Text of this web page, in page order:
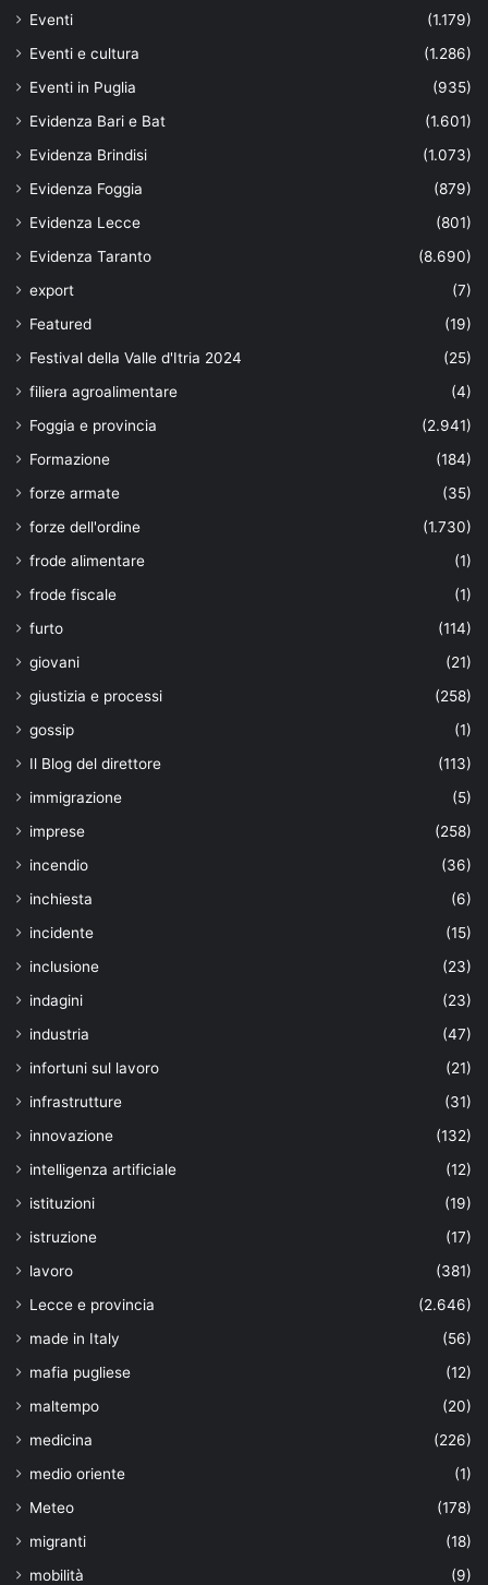
Eventi
(1.179)
Eventi e cultura
(1.286)
Eventi in Puglia
(935)
Evidenza Bari e Bat
(1.601)
Evidenza Brindisi
(1.073)
Evidenza Foggia
(879)
Evidenza Lecce
(801)
Evidenza Taranto
(8.690)
export
(7)
Featured
(19)
Festival della Valle d'Itria 2024
(25)
filiera agroalimentare
(4)
Foggia e provincia
(2.941)
Formazione
(184)
forze armate
(35)
forze dell'ordine
(1.730)
frode alimentare
(1)
frode fiscale
(1)
furto
(114)
giovani
(21)
giustizia e processi
(258)
gossip
(1)
Il Blog del direttore
(113)
immigrazione
(5)
imprese
(258)
incendio
(36)
inchiesta
(6)
incidente
(15)
inclusione
(23)
indagini
(23)
industria
(47)
infortuni sul lavoro
(21)
infrastrutture
(31)
innovazione
(132)
intelligenza artificiale
(12)
istituzioni
(19)
istruzione
(17)
lavoro
(381)
Lecce e provincia
(2.646)
made in Italy
(56)
mafia pugliese
(12)
maltempo
(20)
medicina
(226)
medio oriente
(1)
Meteo
(178)
migranti
(18)
mobilità
(9)